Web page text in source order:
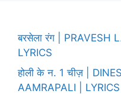
बरसेला रंग | PRAVESH
LYRICS
होली के न. 1 चीज़ |
AAMRAPALI | LYRICS